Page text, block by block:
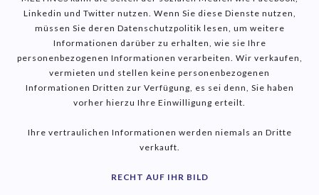
Linkedin und Twitter nutzen. Wenn Sie diese Dienste nutzen,
müssen Sie deren Datenschutzpolitik lesen, um weitere
Informationen darüber zu erhalten, wie sie Ihre
personenbezogenen Informationen verarbeiten. Wir verkaufen,
vermieten und stellen keine personenbezogenen
Informationen Dritten zur Verfügung, es sei denn, Sie haben
vorher hierzu Ihre Einwilligung erteilt.
Ihre vertraulichen Informationen werden niemals an Dritte
verkauft.
RECHT AUF IHR BILD